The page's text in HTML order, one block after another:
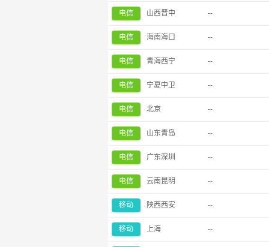
电信 山西晋中 --
电信 海南海口 --
电信 青海西宁 --
电信 宁夏中卫 --
电信 北京 --
电信 山东青岛 --
电信 广东深圳 --
电信 云南昆明 --
移动 陕西西安 --
移动 上海 --